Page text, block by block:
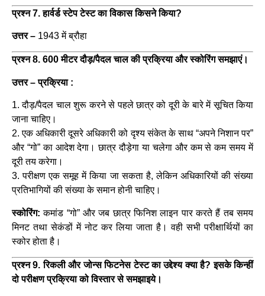
प्रश्न 7. हार्वर्ड स्टेप टेस्ट का विकास किसने किया?
उत्तर – 1943 में ब्रौहा
प्रश्न 8. 600 मीटर दौड़/पैदल चाल की प्रक्रिया और स्कोरिंग समझाएं।
उत्तर – प्रक्रिया :
1. दौड़/पैदल चाल शुरू करने से पहले छात्र को दूरी के बारे में सूचित किया
जाना चाहिए।
2. एक अधिकारी दूसरे अधिकारी को दृश्य संकेत के साथ “अपने निशान पर”
और “गो” का आदेश देगा। छात्र दौड़ेगा या चलेगा और कम से कम समय में
दूरी तय करेगा।
3. परीक्षण एक समूह में किया जा सकता है, लेकिन अधिकारियों की संख्या
प्रतिभागियों की संख्या के समान होनी चाहिए।
स्कोरिंग: कमांड “गो” और जब छात्र फिनिश लाइन पार करते हैं तब समय
मिनट तथा सेकंडों में नोट कर लिया जाता है। वही सभी परीक्षार्थियों का
स्कोर होता है।
प्रश्न 9. रिकली और जोन्स फिटनेस टेस्ट का उद्देश्य क्या है? इसके किन्हीं
दो परीक्षण प्रक्रिया को विस्तार से समझाइये।